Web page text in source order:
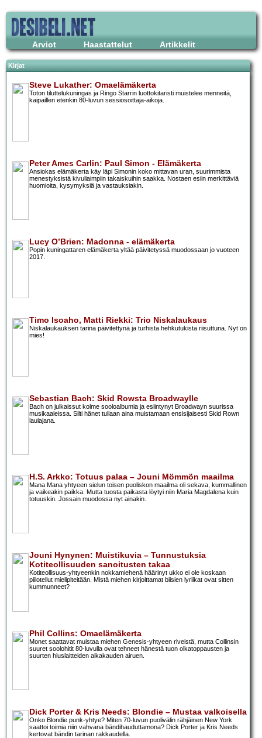
Arviot Haastattelut Artikkelit
Kirjat
Steve Lukather: Omaelämäkerta
Toton tiluttelukuningas ja Ringo Starrin luottokitaristi muistelee menneitä,
kaipaillen etenkin 80-luvun sessiosoittaja-aikoja.
Peter Ames Carlin: Paul Simon - Elämäkerta
Ansiokas elämäkerta käy läpi Simonin koko mittavan uran, suurimmista
menestyksistä kivuliaimpiin takaiskuihin saakka. Nostaen esiin merkittäviä
huomioita, kysymyksiä ja vastauksiakin.
Lucy O’Brien: Madonna - elämäkerta
Popin kuningattaren elämäkerta yltää päivitetyssä muodossaan jo vuoteen
2017.
Timo Isoaho, Matti Riekki: Trio Niskalaukaus
Niskalaukauksen tarina päivitettynä ja turhista hehkutukista riisuttuna. Nyt on
mies!
Sebastian Bach: Skid Rowsta Broadwaylle
Bach on julkaissut kolme sooloalbumia ja esiintynyt Broadwayn suurissa
musikaaleissa. Silti hänet tullaan aina muistamaan ensisijaisesti Skid Rown
laulajana.
H.S. Arkko: Totuus palaa – Jouni Mömmön maailma
Mana Mana yhtyeen sielun toisen puoliskon maailma oli sekava, kummallinen
ja vaikeakin paikka. Mutta tuosta paikasta löytyi niin Maria Magdalena kuin
totuuskin. Jossain muodossa nyt ainakin.
Jouni Hynynen: Muistikuvia – Tunnustuksia
Kotiteollisuuden sanoitusten takaa
Kotiteollisuus-yhtyeenkin nokkamiehenä häärinyt ukko ei ole koskaan
piilotellut mielipiteitään. Mistä miehen kirjoittamat biisien lyriikat ovat sitten
kummunneet?
Phil Collins: Omaelämäkerta
Monet saattavat muistaa miehen Genesis-yhtyeen riveistä, mutta Collinsin
suuret soolohitit 80-luvulla ovat tehneet hänestä tuon olkatoppausten ja
suurten hiuslaitteiden aikakauden airuen.
Dick Porter & Kris Needs: Blondie – Mustaa valkoisella
Onko Blondie punk-yhtye? Miten 70-luvun puolivälin rähjäinen New York
saattoi toimia niin vahvana bändihauduttamona? Dick Porter ja Kris Needs
kertovat bändin tarinan rakkaudella.